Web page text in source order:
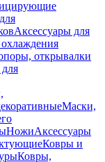
Аксессуары для
открывалки
Маски,
НожиАксессуары
Ковры и
Ковры,